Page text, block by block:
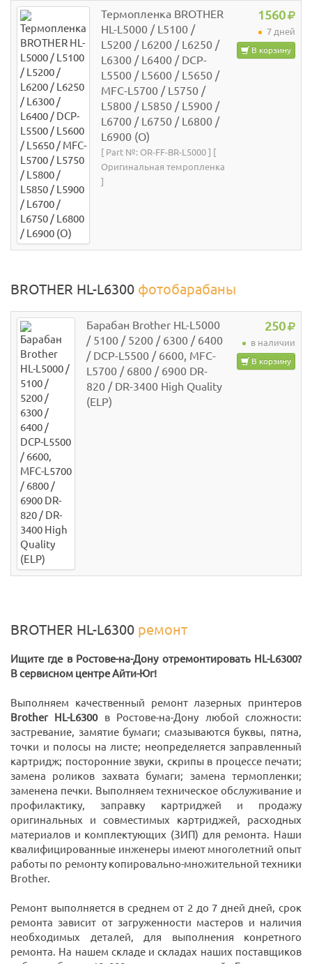
Термопленка BROTHER
HL-L5000 / L5100 /
L5200 / L6200 / L6250 /
L6300 / L6400 / DCP-
L5500 / L5600 / L5650 /
MFC-L5700 / L5750 /
L5800 / L5850 / L5900 /
L6700 / L6750 / L6800 /
L6900 (O)
[ Part №: OR-FF-BR-L5000 ] [
Оригинальная темропленка
]
1560
7 дней
В корзину
BROTHER HL-L6300 фотобарабаны
Барабан Brother HL-L5000
/ 5100 / 5200 / 6300 / 6400
/ DCP-L5500 / 6600, MFC-
L5700 / 6800 / 6900 DR-
820 / DR-3400 High Quality
(ELP)
250
в наличии
В корзину
BROTHER HL-L6300 ремонт
Ищите где в Ростове-на-Дону отремонтировать HL-L6300?
В сервисном центре Айти-Юг!
Выполняем качественный ремонт лазерных принтеров
Brother HL-L6300в Ростове-на-Дону любой сложности:
застревание, замятие бумаги; смазываются буквы, пятна,
точки и полосы на листе; неопределяется заправленный
картридж; посторонние звуки, скрипы в процессе печати;
замена роликов захвата бумаги; замена термопленки;
заменена печки. Выполняем техническое обслуживание и
профилактику, заправку картриджей и продажу
оригинальных и совместимых картриджей, расходных
материалов и комплектующих (ЗИП) для ремонта. Наши
квалифицированные инженеры имеют многолетний опыт
работы по ремонту копировально-множительной техники
Brother.
Ремонт выполняется в среднем от 2 до 7 дней дней, срок
ремонта зависит от загруженности мастеров и наличия
необходимых деталей, для выполнения конретного
ремонта. На нашем складе и складах наших поставщиков